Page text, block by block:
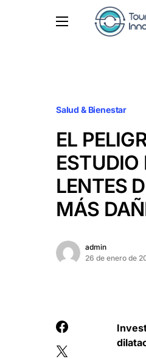
Salud & Bienestar
EL
ESTUDIO
LENTES
MÁS
admin
26 de enero de